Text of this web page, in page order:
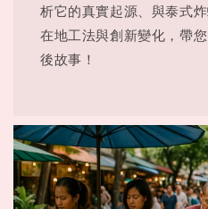
析它的真實起源、與泰式
在地工法與創新變化，帶
後故事！